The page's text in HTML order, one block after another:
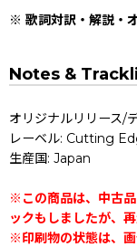
※ 歌詞対訳・解説・
Notes &
オリジナルリリース/
レーベル: Cutting
生産国: Japan
※この商品は、中古
ックもしましたが、
※印刷物の状態は、画